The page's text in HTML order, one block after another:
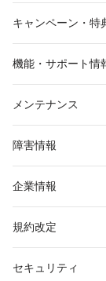
キャンペーン・特
機能・サポート情
メンテナンス
障害情報
企業情報
規約改定
セキュリティ